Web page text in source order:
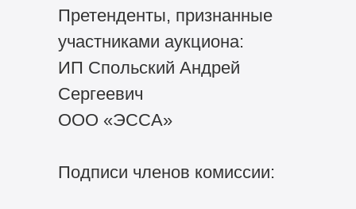
Претенденты, признанные
участниками аукциона:
ИП Спольский Андрей
Сергеевич
ООО «ЭССА»
Подписи членов комиссии: